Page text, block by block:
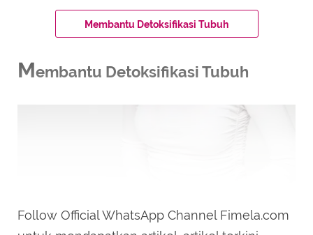
Membantu Detoksifikasi Tubuh
Membantu Detoksifikasi Tubuh
Follow Official WhatsApp Channel Fimela.com